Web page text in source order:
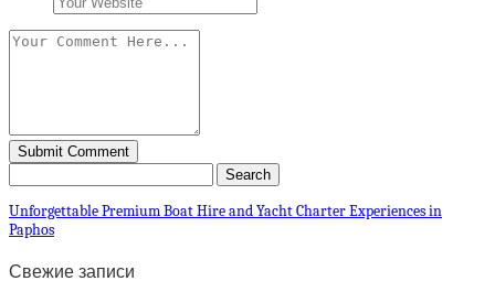
Unforgettable Premium Boat Hire and Yacht Charter Experiences in
Paphos
Свежие записи